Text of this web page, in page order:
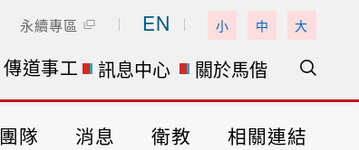
永續專區 EN 小 中 大
傳道事工 訊息中心 關於馬偕
團隊 消息 衛教 相關連結